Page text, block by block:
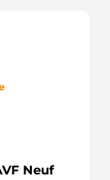
Neuf